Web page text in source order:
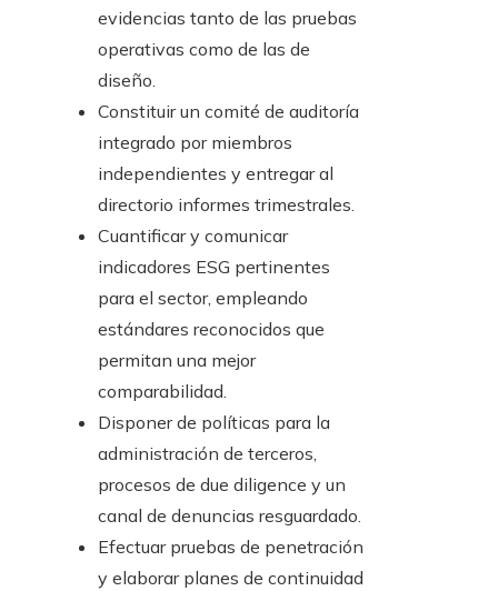
evidencias tanto de las pruebas
operativas como de las de
diseño.
Constituir un comité de auditoría
integrado por miembros
independientes y entregar al
directorio informes trimestrales.
Cuantificar y comunicar
indicadores ESG pertinentes
para el sector, empleando
estándares reconocidos que
permitan una mejor
comparabilidad.
Disponer de políticas para la
administración de terceros,
procesos de due diligence y un
canal de denuncias resguardado.
Efectuar pruebas de penetración
y elaborar planes de continuidad